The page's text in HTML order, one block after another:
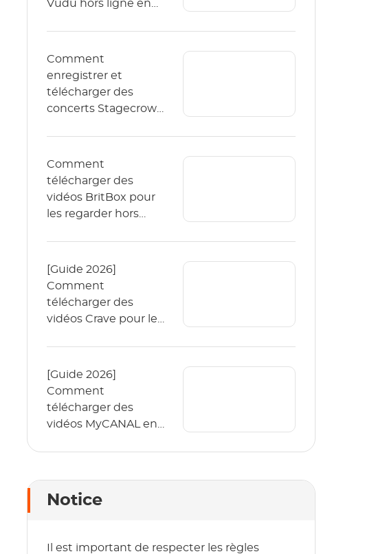
Vudu hors ligne en
Comment
enregistrer et
télécharger des
concerts Stagecrowd
Comment
télécharger des
vidéos BritBox pour
les regarder hors
[Guide 2026]
Comment
télécharger des
vidéos Crave pour les
[Guide 2026]
Comment
télécharger des
vidéos MyCANAL en
Notice
Il est important de respecter les règles